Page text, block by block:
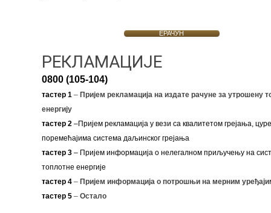
ЕРАЧУН
РЕКЛАМАЦИЈЕ
0800 (105-104)
тастер 1–Пријем рекламација на издате рачуне за утрошену
енергију
тастер 2–Пријем рекламација у вези са квалитетом грејања,
поремећајима система даљинског грејања
тастер 3– Пријем информација о нелегалном приључењу на
топлотне енергије
тастер 4 – Пријем информација о потрошњи на мерним
тастер 5 – Остало